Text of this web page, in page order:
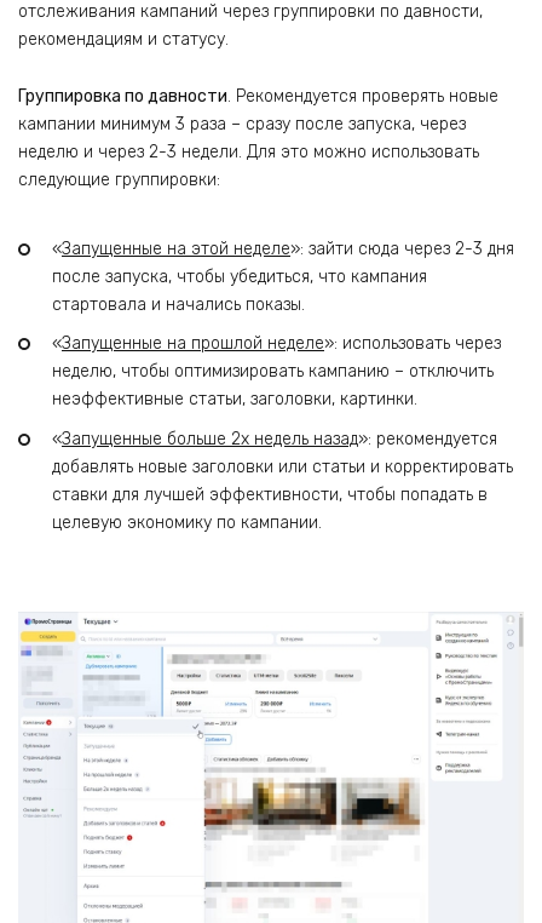
отслеживания кампаний через группировки по давности,
рекомендациям и статусу.
Группировка по давности. Рекомендуется проверять новые
кампании минимум 3 раза – сразу после запуска, через
неделю и через 2-3 недели. Для это можно использовать
следующие группировки:
«Запущенные на этой неделе»: зайти сюда через 2-3 дня
после запуска, чтобы убедиться, что кампания
стартовала и начались показы.
«Запущенные на прошлой неделе»: использовать через
неделю, чтобы оптимизировать кампанию – отключить
неэффективные статьи, заголовки, картинки.
«Запущенные больше 2х недель назад»: рекомендуется
добавлять новые заголовки или статьи и корректировать
ставки для лучшей эффективности, чтобы попадать в
целевую экономику по кампании.